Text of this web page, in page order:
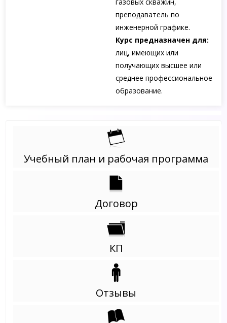
газовых скважин,
преподаватель по
инженерной графике.
Курс предназначен для:
лиц, имеющих или
получающих высшее или
среднее профессиональное
образование.
Учебный план и рабочая программа
Договор
КП
Отзывы